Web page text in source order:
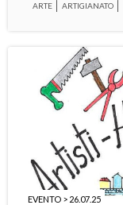
ARTE ARTIGIANATO
EVENTO > 26.07.25